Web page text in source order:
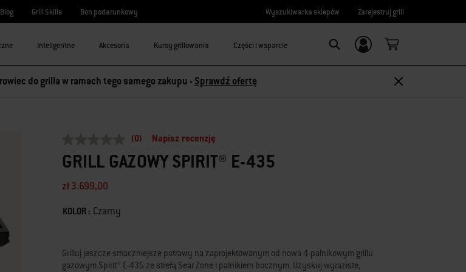
Blog Grill Skills Bon podarunkowy Wyszukiwarka sklepów Zarejestruj grill
Inteligentne Akcesoria Kursy grillowania Części i wsparcie
Logowanie/
rejestracja
do grilla w ramach tego samego zakupu - Sprawdź ofertę
wartości
oceny
do
tej
strony.
(0) Napisz recenzję
GRILL GAZOWY SPIRIT® E-435
zł 3.699,00
Color
KOLOR : Czarny
Grilluj jeszcze smaczniejsze potrawy na zaprojektowanym od nowa 4-palnikowym grillu
gazowym Spirit® E-435 ze strefą Sear Zone i palnikiem bocznym. Uzyskuj wyraziste,